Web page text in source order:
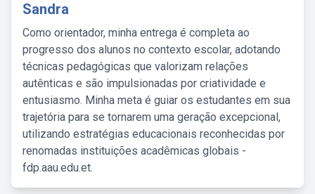
Sandra
Como orientador, minha entrega é completa ao
progresso dos alunos no contexto escolar, adotando
técnicas pedagógicas que valorizam relações
autênticas e são impulsionadas por criatividade e
entusiasmo. Minha meta é guiar os estudantes em sua
trajetória para se tornarem uma geração excepcional,
utilizando estratégias educacionais reconhecidas por
renomadas instituições acadêmicas globais -
fdp.aau.edu.et.